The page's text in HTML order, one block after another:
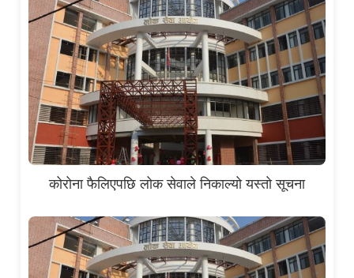
कोरोना फैलिएपछि लोक सेवाले निकाल्यो यस्तो सूचना